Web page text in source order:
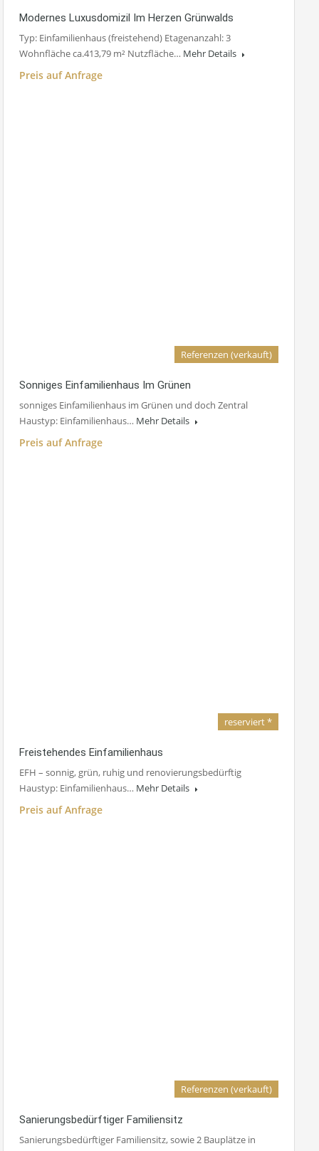
Modernes Luxusdomizil Im Herzen Grünwalds
Typ: Einfamilienhaus (freistehend) Etagenanzahl: 3
Wohnfläche ca.413,79 m² Nutzfläche… Mehr Details
Preis auf Anfrage
Referenzen (verkauft)
Sonniges Einfamilienhaus Im Grünen
sonniges Einfamilienhaus im Grünen und doch Zentral
Haustyp: Einfamilienhaus… Mehr Details
Preis auf Anfrage
reserviert *
Freistehendes Einfamilienhaus
EFH – sonnig, grün, ruhig und renovierungsbedürftig
Haustyp: Einfamilienhaus… Mehr Details
Preis auf Anfrage
Referenzen (verkauft)
Sanierungsbedürftiger Familiensitz
Sanierungsbedürftiger Familiensitz, sowie 2 Bauplätze in